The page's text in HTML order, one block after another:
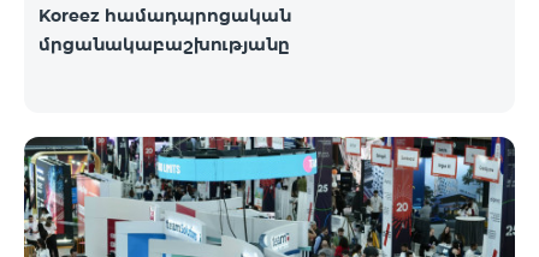
Koreez համադպրոցական
մրցանակաբաշխությանը